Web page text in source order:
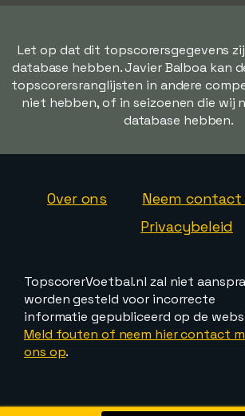
Let op dat dit topscorersgegevens
database hebben. Javier Balboa kan
topscorersranglijsten in andere
niet hebben, of in seizoenen die wij
database hebben.
Over ons
Neem
Privacybeleid
TopscorerVoetbal.nl zal niet
worden gesteld voor incorrecte
informatie gepubliceerd op de
Meld fouten of neem hier contact
ons op.